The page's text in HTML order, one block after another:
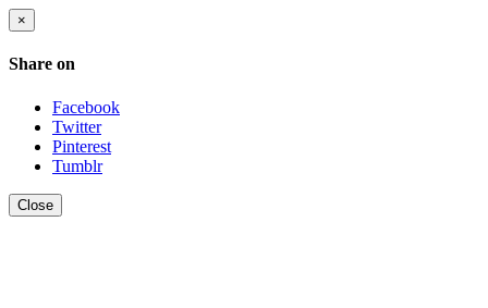
×
Share on
Facebook
Twitter
Pinterest
Tumblr
Close